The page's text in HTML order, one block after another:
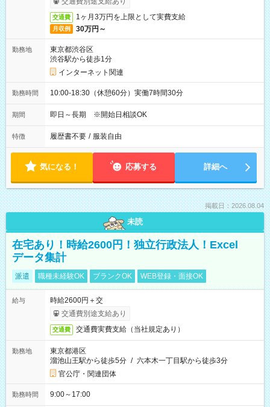
交通費 1ヶ月3万円を上限として実費支給
月収例 30万円～
勤務地
東京都渋谷区
渋谷駅から徒歩1分
インターネット関連
勤務時間 10:00-18:30（休憩60分）実働7時間30分
期間 即日～長期 ※開始日相談OK
特徴 履歴書不要 / 服装自由
気になる！ 応募する 詳細へ
掲載日：2026.08.04
未読
在宅あり！時給2600円！独立行政法人！Excel
データ集計
派遣 職種未経験OK ブランクOK WEB登録・面接OK
給与
時給2600円＋交
交通費別途支給あり
交通費 交通費実費支給（当社規定あり）
勤務地
東京都港区
溜池山王駅から徒歩5分 / 六本木一丁目駅から徒歩3分
官公庁・関連団体
勤務時間 9:00～17:00